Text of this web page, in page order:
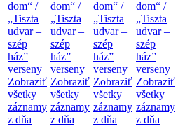
dom“ /
„Tiszta
udvar –
szép
ház”
verseny
Zobraziť
všetky
záznamy
z dňa
dom“ /
„Tiszta
udvar –
szép
ház”
verseny
Zobraziť
všetky
záznamy
z dňa
dom“ /
„Tiszta
udvar –
szép
ház”
verseny
Zobraziť
všetky
záznamy
z dňa
dom“ /
„Tiszta
udvar –
szép
ház”
verseny
Zobraziť
všetky
záznamy
z dňa